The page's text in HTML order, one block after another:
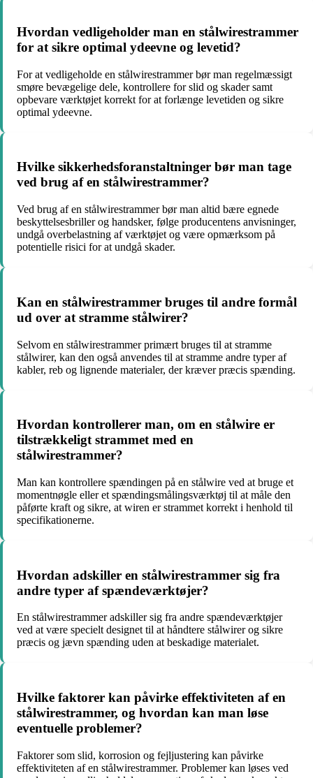
Hvordan vedligeholder man en stålwirestrammer
for at sikre optimal ydeevne og levetid?
For at vedligeholde en stålwirestrammer bør man regelmæssigt
smøre bevægelige dele, kontrollere for slid og skader samt
opbevare værktøjet korrekt for at forlænge levetiden og sikre
optimal ydeevne.
Hvilke sikkerhedsforanstaltninger bør man tage
ved brug af en stålwirestrammer?
Ved brug af en stålwirestrammer bør man altid bære egnede
beskyttelsesbriller og handsker, følge producentens anvisninger,
undgå overbelastning af værktøjet og være opmærksom på
potentielle risici for at undgå skader.
Kan en stålwirestrammer bruges til andre formål
ud over at stramme stålwirer?
Selvom en stålwirestrammer primært bruges til at stramme
stålwirer, kan den også anvendes til at stramme andre typer af
kabler, reb og lignende materialer, der kræver præcis spænding.
Hvordan kontrollerer man, om en stålwire er
tilstrækkeligt strammet med en
stålwirestrammer?
Man kan kontrollere spændingen på en stålwire ved at bruge et
momentnøgle eller et spændingsmålingsværktøj til at måle den
påførte kraft og sikre, at wiren er strammet korrekt i henhold til
specifikationerne.
Hvordan adskiller en stålwirestrammer sig fra
andre typer af spændeværktøjer?
En stålwirestrammer adskiller sig fra andre spændeværktøjer
ved at være specielt designet til at håndtere stålwirer og sikre
præcis og jævn spænding uden at beskadige materialet.
Hvilke faktorer kan påvirke effektiviteten af en
stålwirestrammer, og hvordan kan man løse
eventuelle problemer?
Faktorer som slid, korrosion og fejljustering kan påvirke
effektiviteten af en stålwirestrammer. Problemer kan løses ved